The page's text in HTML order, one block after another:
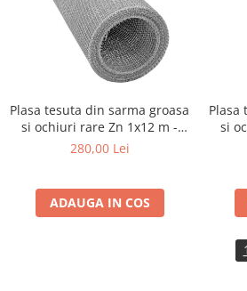
Plasa tesuta din sarma groasa
si ochiuri rare Zn 1x12 m -
10x10x1 mm
280,00 Lei
ADAUGA IN COS
Plasa
si
1